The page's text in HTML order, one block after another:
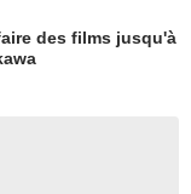
des films jusqu'à